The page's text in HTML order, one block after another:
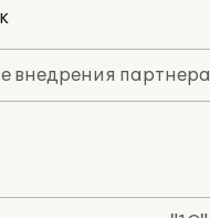
внедрения партнера